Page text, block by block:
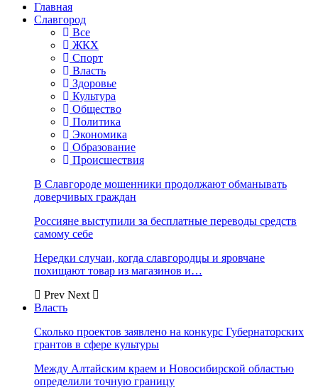
Главная
Славгород
Все
ЖКХ
Спорт
Власть
Здоровье
Культура
Общество
Политика
Экономика
Образование
Происшествия
В Славгороде мошенники продолжают обманывать
доверчивых граждан
Россияне выступили за бесплатные переводы средств
самому себе
Нередки случаи, когда славгородцы и яровчане
похищают товар из магазинов и…
Prev Next
Власть
Сколько проектов заявлено на конкурс Губернаторских
грантов в сфере культуры
Между Алтайским краем и Новосибирской областью
определили точную границу